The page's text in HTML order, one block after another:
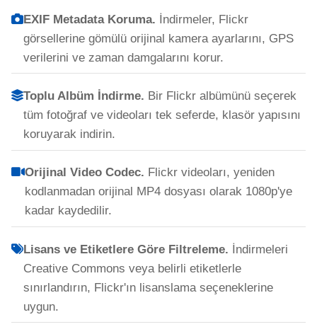
EXIF Metadata Koruma. İndirmeler, Flickr
görsellerine gömülü orijinal kamera ayarlarını, GPS
verilerini ve zaman damgalarını korur.
Toplu Albüm İndirme. Bir Flickr albümünü seçerek
tüm fotoğraf ve videoları tek seferde, klasör yapısını
koruyarak indirin.
Orijinal Video Codec. Flickr videoları, yeniden
kodlanmadan orijinal MP4 dosyası olarak 1080p'ye
kadar kaydedilir.
Lisans ve Etiketlere Göre Filtreleme. İndirmeleri
Creative Commons veya belirli etiketlerle
sınırlandırın, Flickr'ın lisanslama seçeneklerine
uygun.